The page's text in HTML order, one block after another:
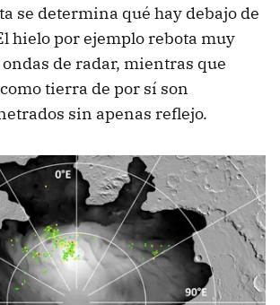
se determina qué hay debajo de
hielo por ejemplo rebota muy
de radar, mientras que
tierra de por sí son
sin apenas reflejo.